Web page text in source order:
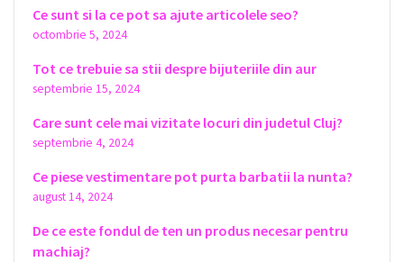
Ce sunt si la ce pot sa ajute articolele seo?
octombrie 5, 2024
Tot ce trebuie sa stii despre bijuteriile din aur
septembrie 15, 2024
Care sunt cele mai vizitate locuri din judetul Cluj?
septembrie 4, 2024
Ce piese vestimentare pot purta barbatii la nunta?
august 14, 2024
De ce este fondul de ten un produs necesar pentru
machiaj?